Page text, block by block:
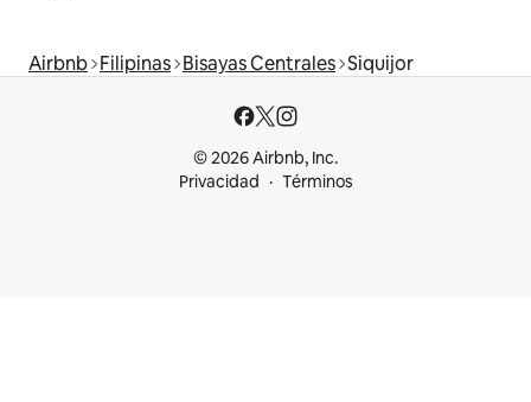
Airbnb Filipinas Bisayas Centrales Siquijor
© 2026 Airbnb, Inc.
Privacidad
Términos